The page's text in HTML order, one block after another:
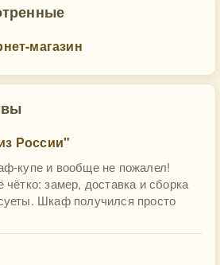
магазин
России"
купе и вообще не пожалел!
замер, доставка и сборка
Шкаф получился просто